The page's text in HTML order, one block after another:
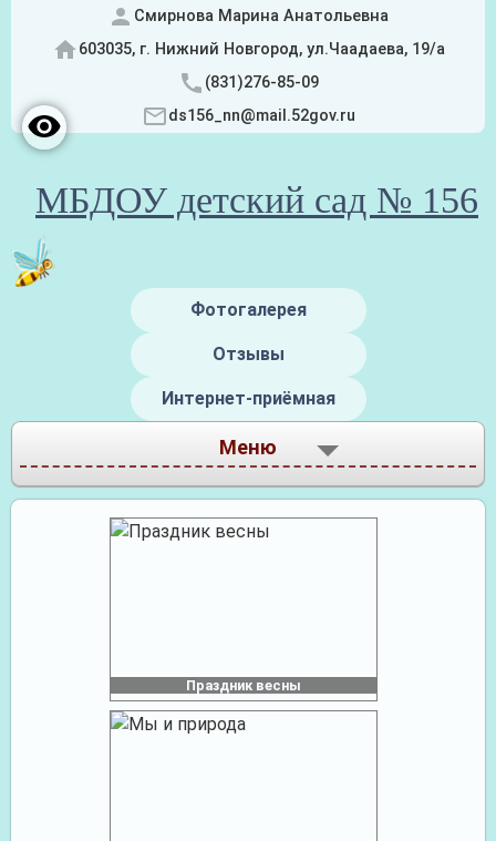
Смирнова Марина Анатольевна
603035, г. Нижний Новгород, ул.Чаадаева, 19/а
(831)276-85-09
ds156_nn@mail.52gov.ru
МБДОУ детский сад № 156
Фотогалерея
Отзывы
Интернет-приёмная
Меню
Праздник весны